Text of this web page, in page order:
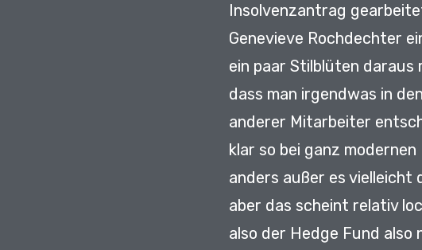
Insolvenzantrag
Genevieve Rochdechter
ein paar Stilblüten daraus
dass man irgendwas in
anderer Mitarbeiter
klar so bei ganz
anders außer es vielleicht
aber das scheint relativ
also der Hedge Fund also